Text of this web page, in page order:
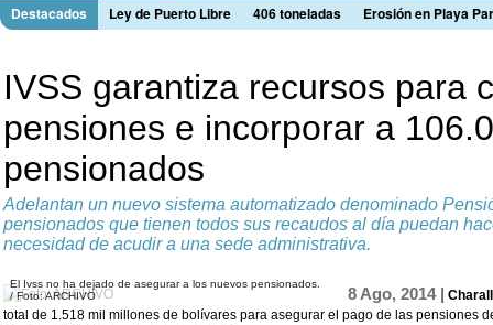
Destacados Ley de Puerto Libre 406 toneladas Erosión en Playa
IVSS garantiza recursos para
pensiones e incorporar a
pensionados
Adelantan un nuevo sistema automatizado denominado
pensionados que tienen todos sus recaudos al día puedan
necesidad de acudir a una sede administrativa.
El Ivss no ha dejado de asegurar a los nuevos pensionados.
/ Foto: ARCHIVO
8 Ago, 2014 |
total de 1.518 mil millones de bolívares para asegurar el pago de las pensiones